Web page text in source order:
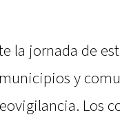
la jornada de
y
Los